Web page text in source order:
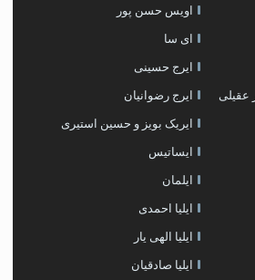
اویس حسن پور
ای سا
ایرج حسینی
عقیلی ایرج رضوانیان
ایریک بویز و حسین استیری
ایساتیس
ایلمان
ایلیا احمدی
ایلیا الهی یار
ایلیا صادقیان